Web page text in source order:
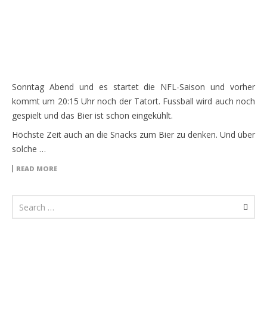
Sonntag Abend und es startet die NFL-Saison und vorher
kommt um 20:15 Uhr noch der Tatort. Fussball wird auch noch
gespielt und das Bier ist schon eingekühlt.
Höchste Zeit auch an die Snacks zum Bier zu denken. Und über
solche …
READ MORE